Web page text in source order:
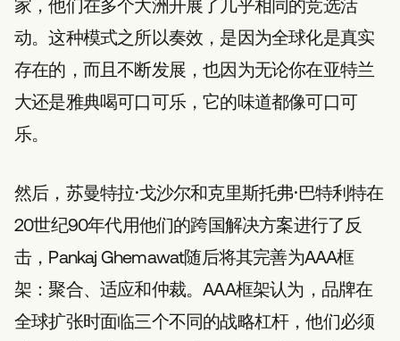
家，他们在多个大洲开展了几乎相同的竞选活
动。这种模式之所以奏效，是因为全球化是真实
存在的，而且不断发展，也因为无论你在亚特兰
大还是雅典喝可口可乐，它的味道都像可口可
乐。
然后，苏曼特拉·戈沙尔和克里斯托弗·巴特利特在
20世纪90年代用他们的跨国解决方案进行了反
击，Pankaj Ghemawat随后将其完善为AAA框
架：聚合、适应和仲裁。AAA框架认为，品牌在
全球扩张时面临三个不同的战略杠杆，他们必须